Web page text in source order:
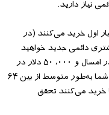
خریدار که برای بار اول خرید می‌کنند (در
به احتمال بسیار زیاد به ۱۹۳ مشتری دائمی جدید خواهید
رسید. آن ۱۹۳ نفر مبلغ ۰۰۰، ۵۰ دلار فروش در امسال و ۰۰۰، ۵۰ دلار در
سال بعدی را محقق خواهند‌کرد. بنابراین هدف شما به‌طور متوسط از بین ۶۴
خرید می‌کنند تحقق